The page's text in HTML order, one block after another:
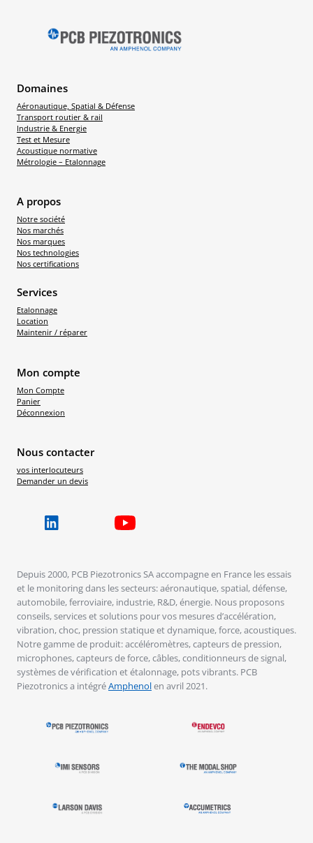
Domaines
Aéronautique, Spatial & Défense
Transport routier & rail
Industrie & Energie
Test et Mesure
Acoustique normative
Métrologie – Etalonnage
A propos
Notre société
Nos marchés
Nos marques
Nos technologies
Nos certifications
Services
Etalonnage
Location
Maintenir / réparer
Mon compte
Mon Compte
Panier
Déconnexion
Nous contacter
vos interlocuteurs
Demander un devis
Depuis 2000, PCB Piezotronics SA accompagne en France les essais
et le monitoring dans les secteurs: aéronautique, spatial, défense,
automobile, ferroviaire, industrie, R&D, énergie. Nous proposons
conseils, services et solutions pour vos mesures d’accélération,
vibration, choc, pression statique et dynamique, force, acoustiques.
Notre gamme de produit: accéléromètres, capteurs de pression,
microphones, capteurs de force, câbles, conditionneurs de signal,
systèmes de vérification et étalonnage, pots vibrants. PCB
Piezotronics a intégréAmphenolen avril 2021.